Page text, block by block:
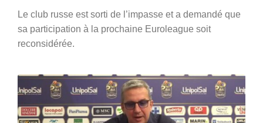
Le club russe est sorti de l’impasse et a demandé que
sa participation à la prochaine Euroleague soit
reconsidérée.